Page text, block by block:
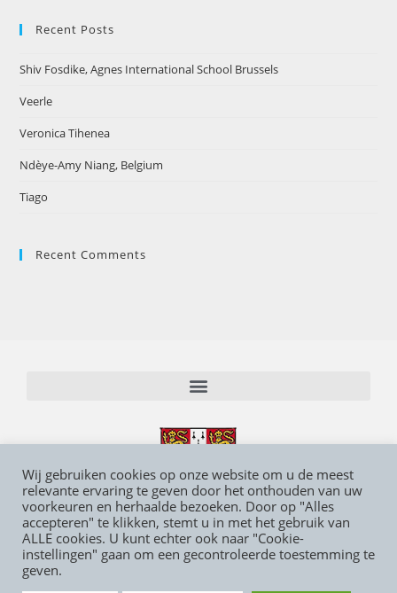
Recent Posts
Shiv Fosdike, Agnes International School Brussels
Veerle
Veronica Tihenea
Ndèye-Amy Niang, Belgium
Tiago
Recent Comments
Wij gebruiken cookies op onze website om u de meest
relevante ervaring te geven door het onthouden van uw
voorkeuren en herhaalde bezoeken. Door op "Alles
accepteren" te klikken, stemt u in met het gebruik van
ALLE cookies. U kunt echter ook naar "Cookie-
instellingen" gaan om een gecontroleerde toestemming te
geven.